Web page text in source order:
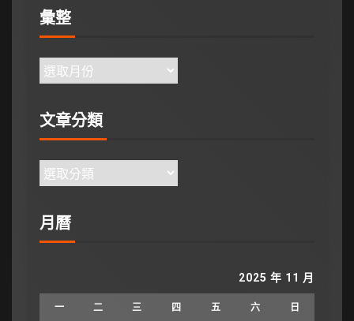
彙整
文章分類
月曆
2025 年 11 月
一 二 三 四 五 六 日